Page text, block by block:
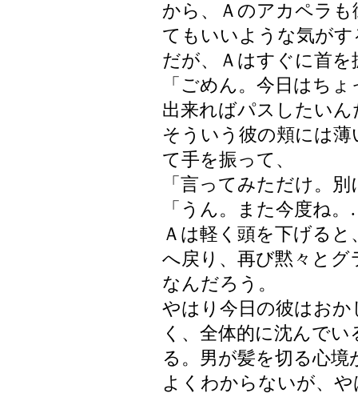
から、Ａのアカペラ
てもいいような気がす
だが、Ａはすぐに首を
「ごめん。今日はち
出来ればパスしたい
そういう彼の頬には
て手を振って、
「言ってみただけ。
「うん。また今度ね
Ａは軽く頭を下げる
へ戻り、再び黙々と
なんだろう。
やはり今日の彼はお
く、全体的に沈んで
る。男が髪を切る心
よくわからないが、